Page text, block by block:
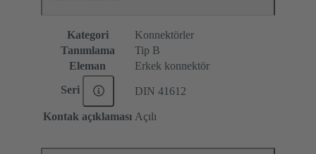
Kategori
Konnektörler
Tanımlama
Tip B
Eleman
Erkek konnektör
Seri DIN 41612
Kontak açıklaması Açılı